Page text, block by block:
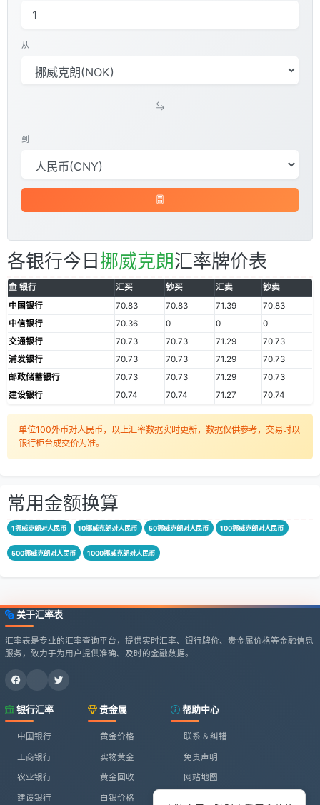
从
到
各银行今日 挪威克朗汇率牌价表
银行 汇买 钞买 汇卖
钞卖
中国银行
70.83 70.83 71.39
70.83
中信银行
70.36 0 0
0
交通银行
70.73 70.73 71.29
70.73
浦发银行
70.73 70.73 71.29
70.73
邮政储蓄银行
70.73 70.73 71.29
70.73
建设银行
70.74 70.74 71.27 70.74
单位100外币对人民币，以上汇率数据实时更新，数据仅供参考，交易时以
银行柜台成交价为准。
常用金额换算
1挪威克朗对人民币 10挪威克朗对人民币 50挪威克朗对人民币 100挪威克朗对人民币
500挪威克朗对人民币 1000挪威克朗对人民币
关于汇率表
汇率表是专业的汇率查询平台，提供实时汇率、银行牌价、贵金属价格等金融信息
服务，致力于为用户提供准确、及时的金融数据。
银行汇率
中国银行
工商银行
农业银行
建设银行
贵金属
黄金价格
实物黄金
黄金回收
白银价格
帮助中心
联系 & 纠错
免责声明
网站地图